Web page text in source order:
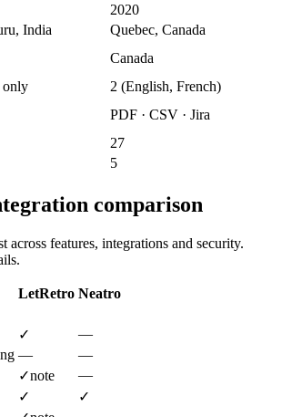
2020
India
Quebec, Canada
Canada
only
2 (English, French)
PDF · CSV · Jira
27
5
comparison
across features, integrations and security.
LetRetro Neatro
✓
—
—
—
✓note
—
✓
✓